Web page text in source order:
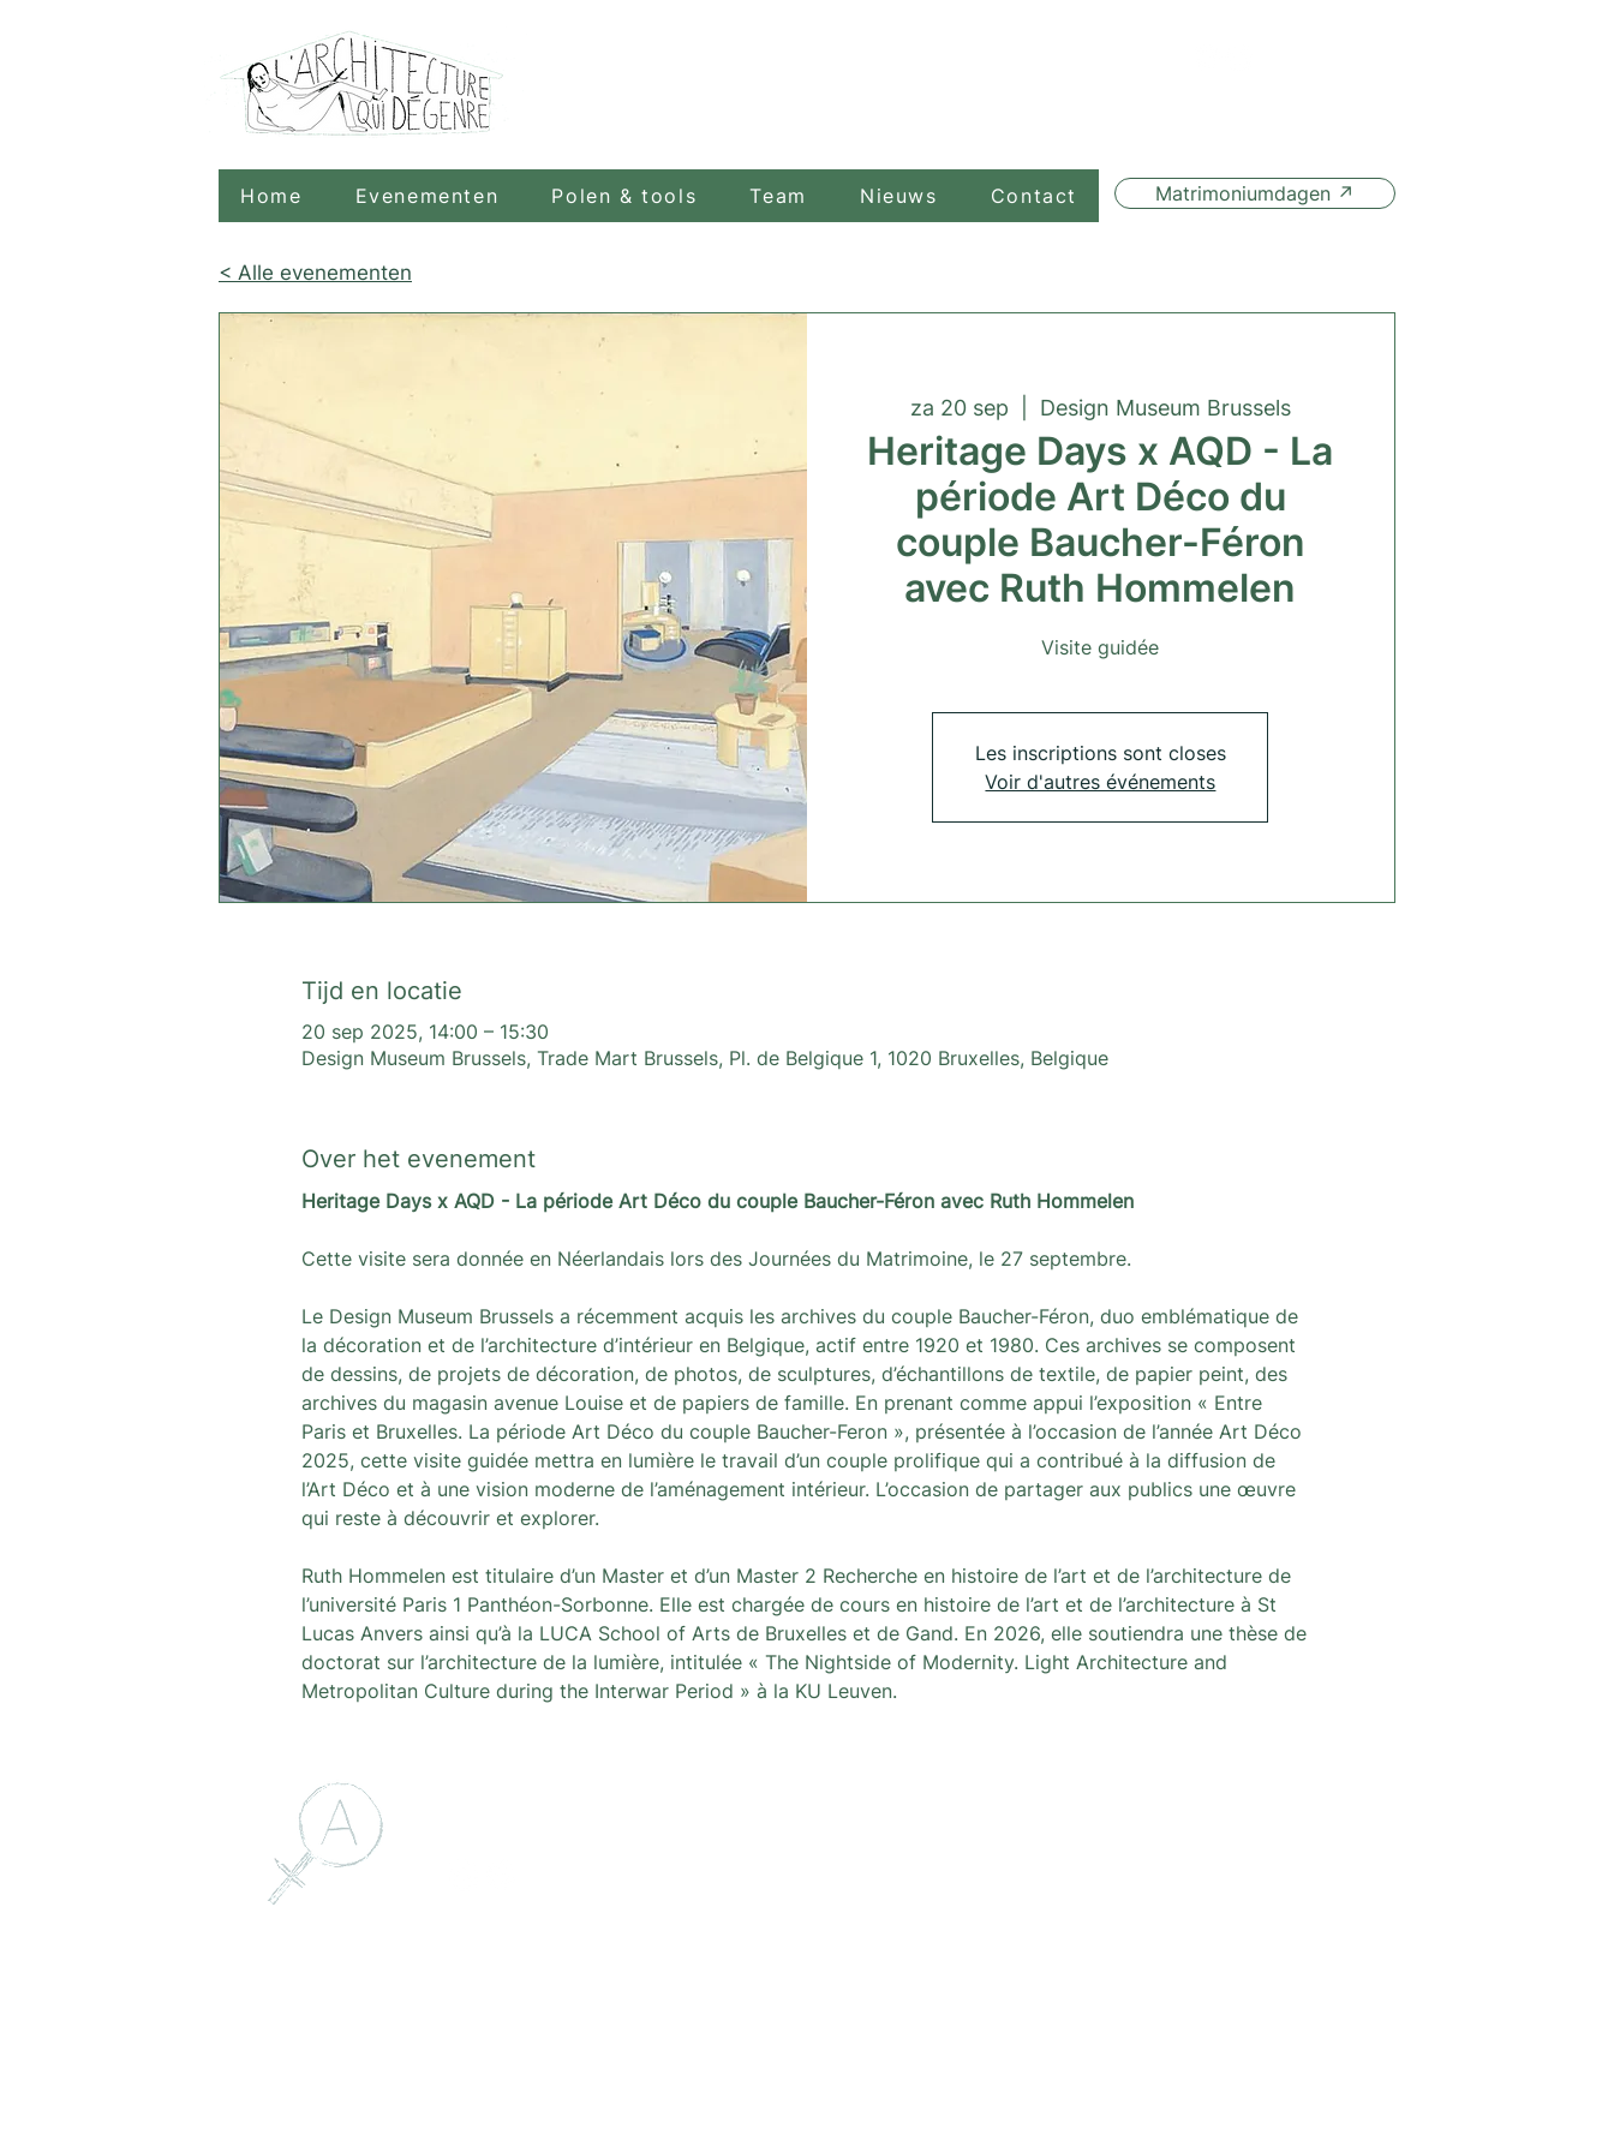
Home Evenementen Polen & tools Team Nieuws Contact Matrimoniumdagen ↗
< Alle evenementen
za 20 sep Design Museum Brussels
Heritage Days x AQD - La
période Art Déco du
couple Baucher-Féron
avec Ruth Hommelen
Visite guidée
Les inscriptions sont closes
Voir d'autres événements
Tijd en locatie
20 sep 2025, 14:00 – 15:30
Design Museum Brussels, Trade Mart Brussels, Pl. de Belgique 1, 1020 Bruxelles, Belgique
Over het evenement
Heritage Days x AQD - La période Art Déco du couple Baucher-Féron avec Ruth Hommelen
Cette visite sera donnée en Néerlandais lors des Journées du Matrimoine, le 27 septembre.
Le Design Museum Brussels a récemment acquis les archives du couple Baucher-Féron, duo emblématique de
la décoration et de l’architecture d’intérieur en Belgique, actif entre 1920 et 1980. Ces archives se composent
de dessins, de projets de décoration, de photos, de sculptures, d’échantillons de textile, de papier peint, des
archives du magasin avenue Louise et de papiers de famille. En prenant comme appui l’exposition « Entre
Paris et Bruxelles. La période Art Déco du couple Baucher-Feron », présentée à l’occasion de l’année Art Déco
2025, cette visite guidée mettra en lumière le travail d’un couple prolifique qui a contribué à la diffusion de
l’Art Déco et à une vision moderne de l’aménagement intérieur. L’occasion de partager aux publics une œuvre
qui reste à découvrir et explorer.
Ruth Hommelen est titulaire d’un Master et d’un Master 2 Recherche en histoire de l’art et de l’architecture de
l’université Paris 1 Panthéon-Sorbonne. Elle est chargée de cours en histoire de l’art et de l’architecture à St
Lucas Anvers ainsi qu’à la LUCA School of Arts de Bruxelles et de Gand. En 2026, elle soutiendra une thèse de
doctorat sur l’architecture de la lumière, intitulée « The Nightside of Modernity. Light Architecture and
Metropolitan Culture during the Interwar Period » à la KU Leuven.